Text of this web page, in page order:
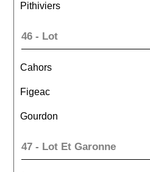
Pithiviers
46 - Lot
Cahors
Figeac
Gourdon
47 - Lot Et Garonne